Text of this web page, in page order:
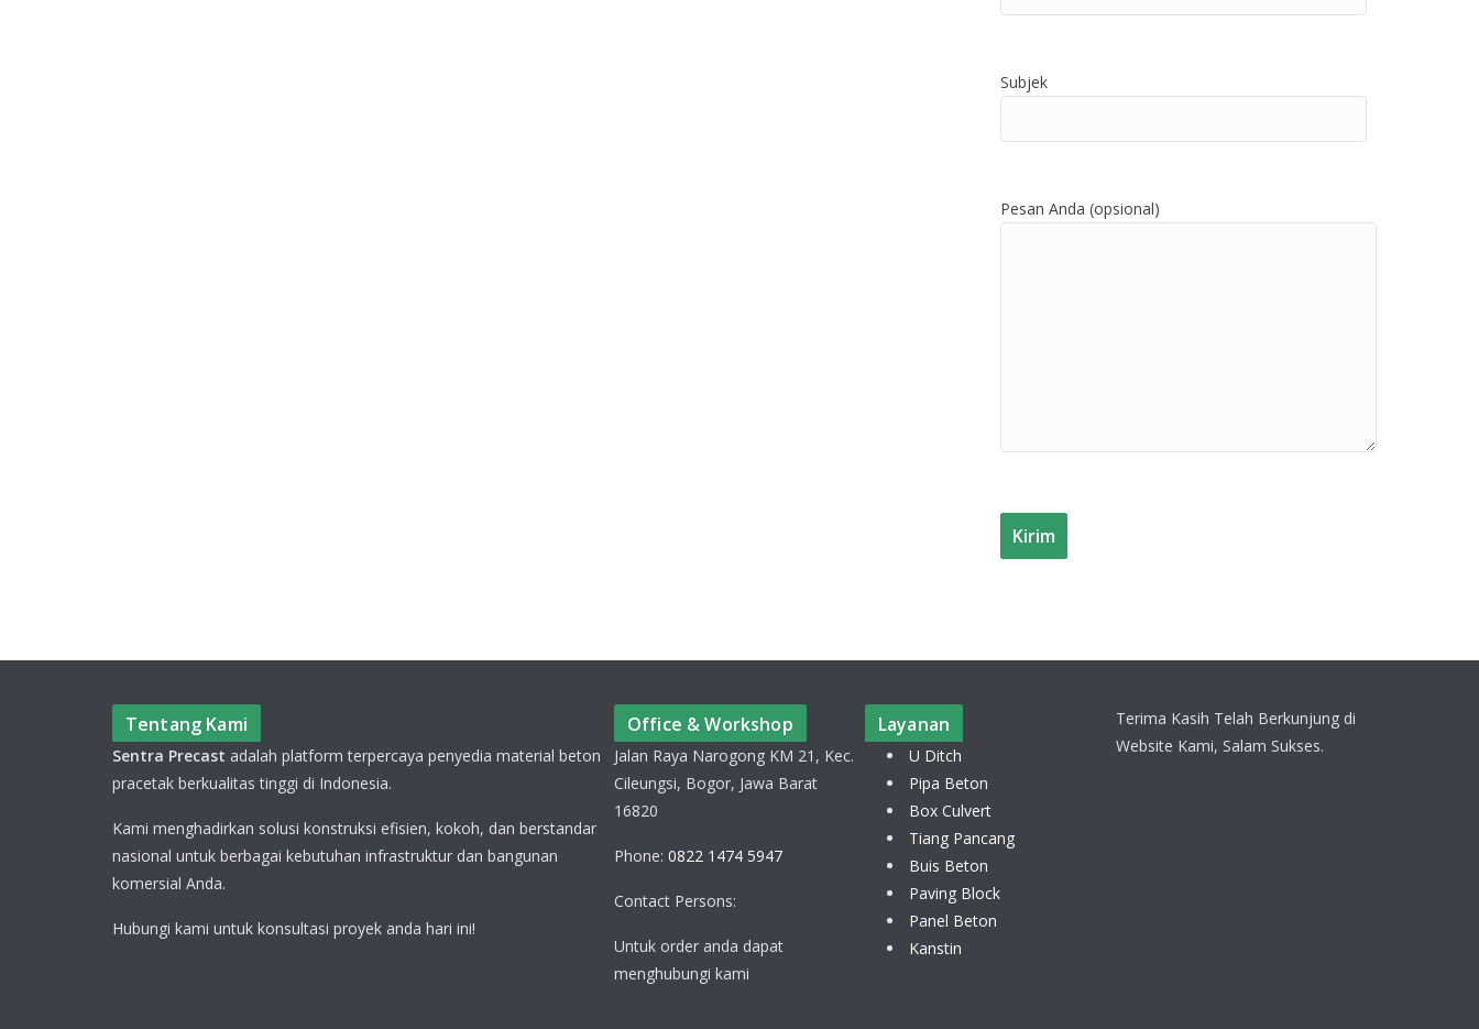
Subjek
Pesan Anda (opsional)
Tentang Kami
Sentra Precast adalah platform terpercaya penyedia material beton
pracetak berkualitas tinggi di Indonesia.
Kami menghadirkan solusi konstruksi efisien, kokoh, dan berstandar
nasional untuk berbagai kebutuhan infrastruktur dan bangunan
komersial Anda.
Hubungi kami untuk konsultasi proyek anda hari ini!
Office & Workshop
Jalan Raya Narogong KM 21, Kec.
Cileungsi, Bogor, Jawa Barat
16820
Phone: 0822 1474 5947
Contact Persons:
Untuk order anda dapat
menghubungi kami
Layanan
U Ditch
Pipa Beton
Box Culvert
Tiang Pancang
Buis Beton
Paving Block
Panel Beton
Kanstin
Terima Kasih Telah Berkunjung di
Website Kami, Salam Sukses.